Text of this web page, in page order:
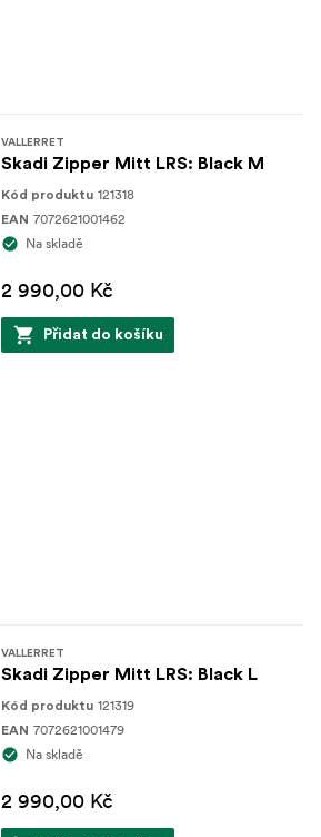
VALLERRET
Skadi Zipper Mitt LRS: Black M
Kód produktu 121318
EAN 7072621001462
Na skladě
2 990,00 Kč
Přidat do košíku
VALLERRET
Skadi Zipper Mitt LRS: Black L
Kód produktu 121319
EAN 7072621001479
Na skladě
2 990,00 Kč